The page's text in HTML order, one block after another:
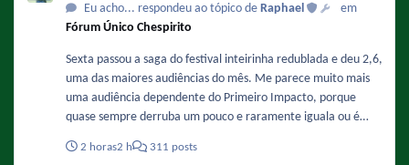
Eu acho... respondeu ao tópico de Raphael
em
Fórum Único Chespirito
Sexta passou a saga do festival inteirinha redublada e deu 2,6,
uma das maiores audiências do mês. Me parece muito mais
uma audiência dependente do Primeiro Impacto, porque
quase sempre derruba um pouco e raramente iguala ou é
vai mal, Chaves vai mal.
2 horas2 h 311 posts